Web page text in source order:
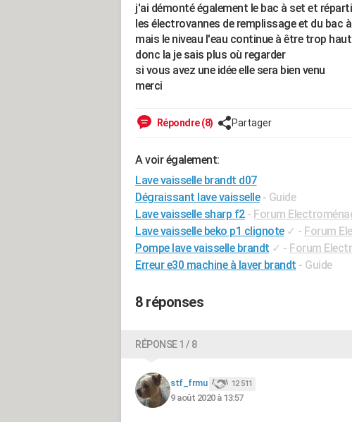
j'ai démonté également le bac à set et
les électrovannes de remplissage et du bac
mais le niveau l'eau continue à être trop haut
donc la je sais plus où regarder
si vous avez une idée elle sera bien venu
merci
Répondre (8) Partager
A voir également:
Lave vaisselle brandt d07
Dégraissant lave vaisselle - Guide
Lave vaisselle sharp f2 - Forum
Lave vaisselle beko p1 clignote ✓ - Forum
Pompe lave vaisselle brandt ✓ - Forum
Erreur e30 machine à laver brandt - Guide
8 réponses
RÉPONSE 1 / 8
stf_frmu 12 511
9 août 2020 à 13:57